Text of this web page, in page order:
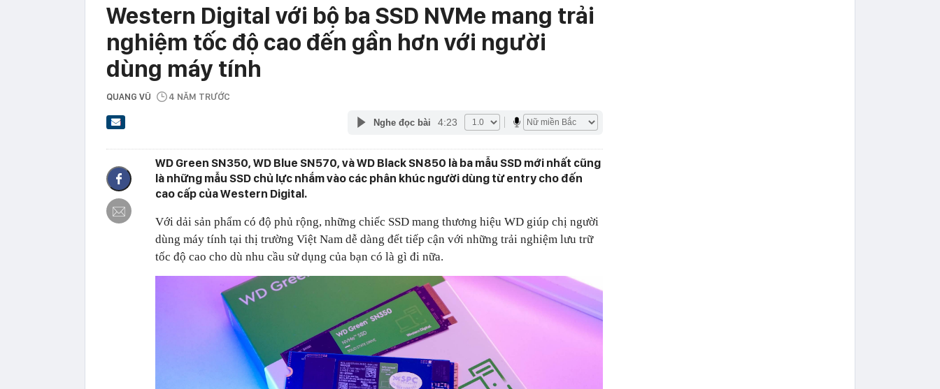
Western Digital với bộ ba SSD NVMe mang trải
nghiệm tốc độ cao đến gần hơn với người
dùng máy tính
QUANG VŨ 4 NĂM TRƯỚC
Nghe đọc bài 4:23
WD Green SN350, WD Blue SN570, và WD Black SN850 là ba mẫu SSD mới nhất cũng
là những mẫu SSD chủ lực nhắm vào các phân khúc người dùng từ entry cho đến
cao cấp của Western Digital.
Với dải sản phẩm có độ phủ rộng, những chiếc SSD mang thương hiệu WD giúp chị người
dùng máy tính tại thị trường Việt Nam dễ dàng đểt tiếp cận với những trải nghiệm lưu trữ
tốc độ cao cho dù nhu cầu sử dụng của bạn có là gì đi nữa.